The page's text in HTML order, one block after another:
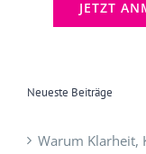
Neueste Beiträge